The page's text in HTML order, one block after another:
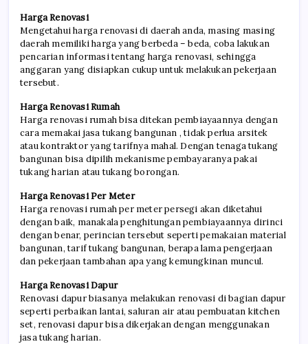
Harga Renovasi
Mengetahui harga renovasi di daerah anda, masing masing
daerah memiliki harga yang berbeda – beda, coba lakukan
pencarian informasi tentang harga renovasi, sehingga
anggaran yang disiapkan cukup untuk melakukan pekerjaan
tersebut.
Harga Renovasi Rumah
Harga renovasi rumah bisa ditekan pembiayaannya dengan
cara memakai jasa tukang bangunan , tidak perlua arsitek
atau kontraktor yang tarifnya mahal. Dengan tenaga tukang
bangunan bisa dipilih mekanisme pembayaranya pakai
tukang harian atau tukang borongan.
Harga Renovasi Per Meter
Harga renovasi rumah per meter persegi akan diketahui
dengan baik, manakala penghitungan pembiayaannya dirinci
dengan benar, perincian tersebut seperti pemakaian material
bangunan, tarif tukang bangunan, berapa lama pengerjaan
dan pekerjaan tambahan apa yang kemungkinan muncul.
Harga Renovasi Dapur
Renovasi dapur biasanya melakukan renovasi di bagian dapur
seperti perbaikan lantai, saluran air atau pembuatan kitchen
set, renovasi dapur bisa dikerjakan dengan menggunakan
jasa tukang harian.